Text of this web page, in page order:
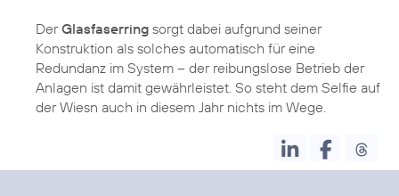
DerGlasfaserring sorgt dabei aufgrund seiner
Konstruktion als solches automatisch für eine
Redundanz im System – der reibungslose Betrieb der
Anlagen ist damit gewährleistet. So steht dem Selfie auf
der Wiesn auch in diesem Jahr nichts im Wege.